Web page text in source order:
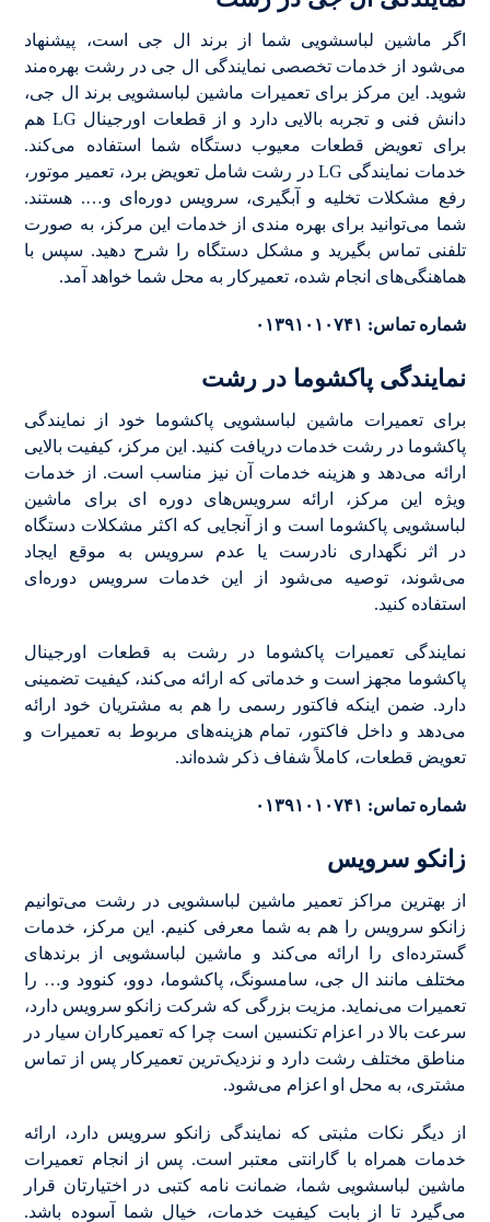
اگر ماشین لباسشویی شما از برند ال جی است، پیشنهاد
می‌شود از خدمات تخصصی نمایندگی ال جی در رشت بهره‌مند
شوید. این مرکز برای تعمیرات ماشین لباسشویی برند ال جی،
دانش فنی و تجربه بالایی دارد و از قطعات اورجینال LG هم
برای تعویض قطعات معیوب دستگاه شما استفاده می‌کند.
خدمات نمایندگی LG در رشت شامل تعویض برد، تعمیر موتور،
رفع مشکلات تخلیه و آبگیری، سرویس دوره‌ای و…. هستند.
شما می‌توانید برای بهره مندی از خدمات این مرکز، به صورت
تلفنی تماس بگیرید و مشکل دستگاه را شرح دهید. سپس با
هماهنگی‌های انجام شده، تعمیرکار به محل شما خواهد آمد.
شماره تماس: ۰۱۳۹۱۰۱۰۷۴۱
نمایندگی پاکشوما در رشت
برای تعمیرات ماشین لباسشویی پاکشوما خود از نمایندگی
پاکشوما در رشت خدمات دریافت کنید. این مرکز، کیفیت بالایی
ارائه می‌دهد و هزینه خدمات آن نیز مناسب است. از خدمات
ویژه این مرکز، ارائه سرویس‌های دوره ای برای ماشین
لباسشویی پاکشوما است و از آنجایی که اکثر مشکلات دستگاه
در اثر نگهداری نادرست یا عدم سرویس به موقع ایجاد
می‌شوند، توصیه می‌شود از این خدمات سرویس دوره‌ای
استفاده کنید.
نمایندگی تعمیرات پاکشوما در رشت به قطعات اورجینال
پاکشوما مجهز است و خدماتی که ارائه می‌کند، کیفیت تضمینی
دارد. ضمن اینکه فاکتور رسمی را هم به مشتریان خود ارائه
می‌دهد و داخل فاکتور، تمام هزینه‌های مربوط به تعمیرات و
تعویض قطعات، کاملاً شفاف ذکر شده‌اند.
شماره تماس: ۰۱۳۹۱۰۱۰۷۴۱
زانکو سرویس
از بهترین مراکز تعمیر ماشین لباسشویی در رشت می‌توانیم
زانکو سرویس را هم به شما معرفی کنیم. این مرکز، خدمات
گسترده‌ای را ارائه می‌کند و ماشین لباسشویی از برندهای
مختلف مانند ال جی، سامسونگ، پاکشوما، دوو، کنوود و… را
تعمیرات می‌نماید. مزیت بزرگی که شرکت زانکو سرویس دارد،
سرعت بالا در اعزام تکنسین است چرا که تعمیرکاران سیار در
مناطق مختلف رشت دارد و نزدیک‌ترین تعمیرکار پس از تماس
مشتری، به محل او اعزام می‌شود.
از دیگر نکات مثبتی که نمایندگی زانکو سرویس دارد، ارائه
خدمات همراه با گارانتی معتبر است. پس از انجام تعمیرات
ماشین لباسشویی شما، ضمانت نامه کتبی در اختیارتان قرار
می‌گیرد تا از بابت کیفیت خدمات، خیال شما آسوده باشد.